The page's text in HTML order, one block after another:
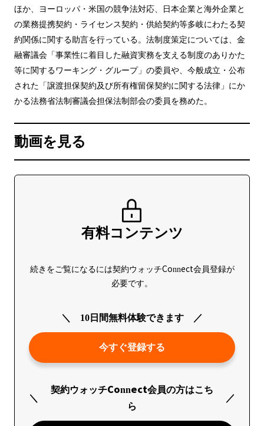
ほか、ヨーロッパ・米国の競争法対応、日本企業と海外企業と
の業務提携契約・ライセンス契約・供給契約等多岐にわたる契
約関係に関する助言を行っている。法制度策定については、金
融審議会「事業性に着目した融資実務を支える制度のありかた
等に関するワーキング・グループ」の委員や、今般成立・公布
された「譲渡担保契約及び所有権留保契約に関する法律」にか
かる法務省法制審議会担保法制部会の委員を務めた。
動画を見る
有料コンテンツ
続きをご覧になるには契約ウォッチConnect会員登録が
必要です。
10日間無料体験できます
今すぐ登録する
契約ウォッチConnect会員の方はこち
ら